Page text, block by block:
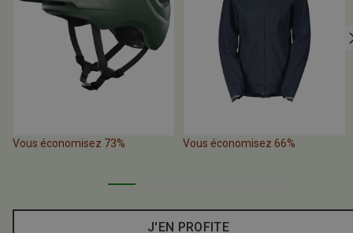
Vous économisez 73% Vous économisez 66%
J'EN PROFITE